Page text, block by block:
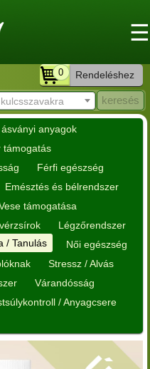
☰
0 Rendeléshez
anyagok
támogatás
Férfi egészség
Emésztés és bélrendszer
támogatása
Légzőrendszer
/ Tanulás
Női egészség
Stressz / Alvás
Várandósság
/ Anyagcsere